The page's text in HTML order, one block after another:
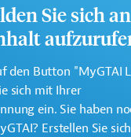
Wasserwerk
Extremsituationen
Standorten zur
Mittelböhmen
wird in der
festgelegt, die
Sie sich
den Button "MyGTAI
sich mit Ihrer
ein. Sie haben
Erstellen Sie sich